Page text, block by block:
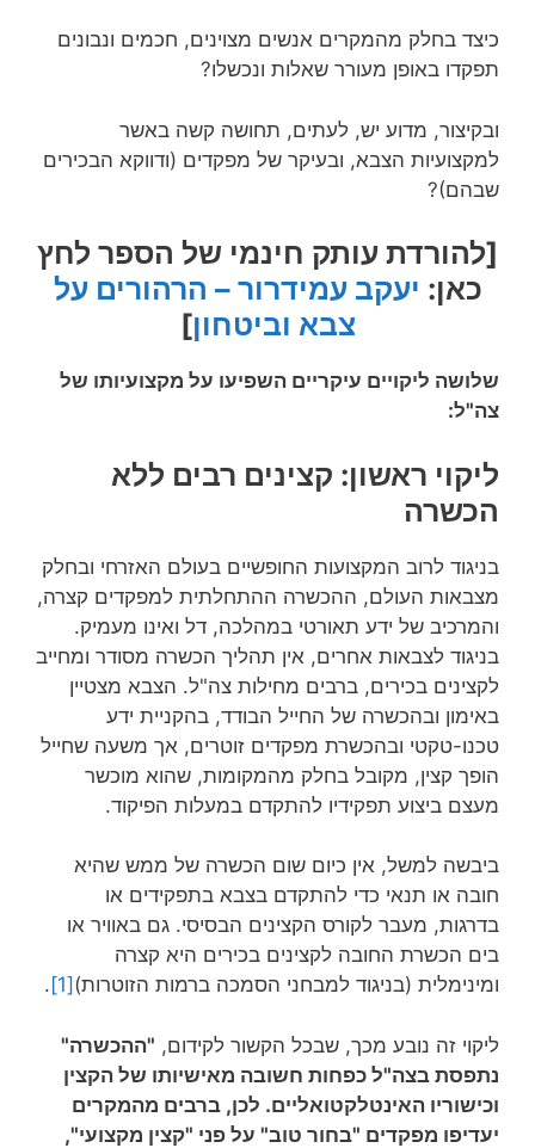
כיצד בחלק מהמקרים אנשים מצוינים, חכמים ונבונים
תפקדו באופן מעורר שאלות ונכשלו?
ובקיצור, מדוע יש, לעתים, תחושה קשה באשר
למקצועיות הצבא, ובעיקר של מפקדים (ודווקא הבכירים
שבהם)?
[להורדת עותק חינמי של הספר לחץ
כאן: יעקב עמידרור – הרהורים על
צבא וביטחון]
שלושה ליקויים עיקריים השפיעו על מקצועיותו של
צה"ל:
ליקוי ראשון: קצינים רבים ללא
הכשרה
בניגוד לרוב המקצועות החופשיים בעולם האזרחי ובחלק
מצבאות העולם, ההכשרה ההתחלתית למפקדים קצרה,
והמרכיב של ידע תאורטי במהלכה, דל ואינו מעמיק.
בניגוד לצבאות אחרים, אין תהליך הכשרה מסודר ומחייב
לקצינים בכירים, ברבים מחילות צה"ל. הצבא מצטיין
באימון ובהכשרה של החייל הבודד, בהקניית ידע
טכנו-טקטי ובהכשרת מפקדים זוטרים, אך משעה שחייל
הופך קצין, מקובל בחלק מהמקומות, שהוא מוכשר
מעצם ביצוע תפקידיו להתקדם במעלות הפיקוד.
ביבשה למשל, אין כיום שום הכשרה של ממש שהיא
חובה או תנאי כדי להתקדם בצבא בתפקידים או
בדרגות, מעבר לקורס הקצינים הבסיסי. גם באוויר או
בים הכשרת החובה לקצינים בכירים היא קצרה
ומינימלית (בניגוד למבחני הסמכה ברמות הזוטרות) [1]
.
ליקוי זה נובע מכך, שבכל הקשור לקידום, "ההכשרה"
נתפסת בצה"ל כפחות חשובה מאישיותו של הקצין
וכישוריו האינטלקטואליים. לכן, ברבים מהמקרים
יעדיפו מפקדים "בחור טוב" על פני "קצין מקצועי",